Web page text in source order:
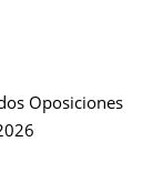
Oposiciones